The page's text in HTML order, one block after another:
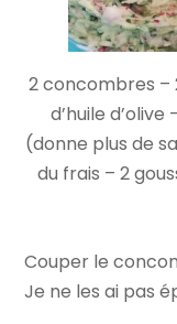
2 concombres –
d’huile
(donne plus de
du frais – 2
Couper le
Je ne les ai pas